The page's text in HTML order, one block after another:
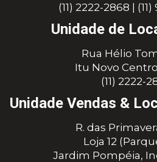
(11) 2222-2868 |
Unidade de
Rua Hélio
Itu Novo
(11) 2222-
Unidade Vendas &
R. das
Loja 12
Jardim Pompéia,